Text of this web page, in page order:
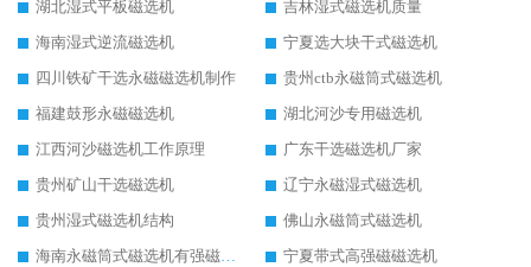
湖北湿式平板磁选机
吉林湿式磁选机质量
海南湿式逆流磁选机
宁夏选大块干式磁选机
四川铁矿干选永磁磁选机制作
贵州ctb永磁筒式磁选机
福建鼓形永磁磁选机
湖北河沙专用磁选机
江西河沙磁选机工作原理
广东干选磁选机厂家
贵州矿山干选磁选机
辽宁永磁湿式磁选机
贵州湿式磁选机结构
佛山永磁筒式磁选机
海南永磁筒式磁选机有强磁的吗
宁夏带式高强磁磁选机